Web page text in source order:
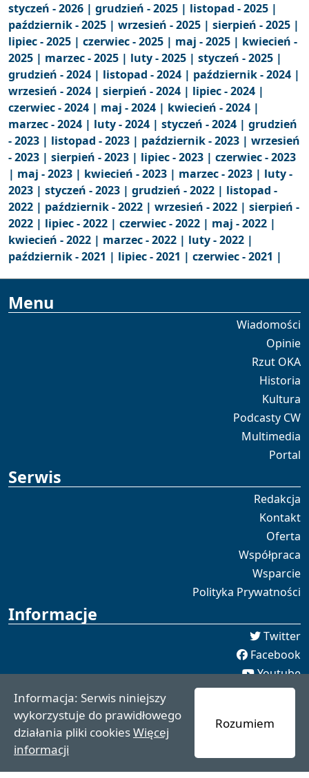
styczeń - 2026 | grudzień - 2025 | listopad - 2025 |
październik - 2025 | wrzesień - 2025 | sierpień - 2025 |
lipiec - 2025 | czerwiec - 2025 | maj - 2025 | kwiecień -
2025 | marzec - 2025 | luty - 2025 | styczeń - 2025 |
grudzień - 2024 | listopad - 2024 | październik - 2024 |
wrzesień - 2024 | sierpień - 2024 | lipiec - 2024 |
czerwiec - 2024 | maj - 2024 | kwiecień - 2024 |
marzec - 2024 | luty - 2024 | styczeń - 2024 | grudzień
- 2023 | listopad - 2023 | październik - 2023 | wrzesień
- 2023 | sierpień - 2023 | lipiec - 2023 | czerwiec - 2023
| maj - 2023 | kwiecień - 2023 | marzec - 2023 | luty -
2023 | styczeń - 2023 | grudzień - 2022 | listopad -
2022 | październik - 2022 | wrzesień - 2022 | sierpień -
2022 | lipiec - 2022 | czerwiec - 2022 | maj - 2022 |
kwiecień - 2022 | marzec - 2022 | luty - 2022 |
październik - 2021 | lipiec - 2021 | czerwiec - 2021 |
Menu
Wiadomości
Opinie
Rzut OKA
Historia
Kultura
Podcasty CW
Multimedia
Portal
Serwis
Redakcja
Kontakt
Oferta
Współpraca
Wsparcie
Polityka Prywatności
Informacje
Twitter
Facebook
Youtube
Spotify
redakcja [[]] czaswschodni.pl
czaswschodni.pl 2021 - 2025
Informacja: Serwis niniejszy
wykorzystuje do prawidłowego
działania pliki cookiesWięcej
informacji
Rozumiem